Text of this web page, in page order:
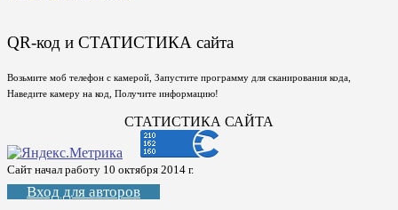
QR-код и СТАТИСТИКА сайта
Возьмите моб телефон с камерой, Запустите программу для сканирования кода,
Наведите камеру на код, Получите информацию!
СТАТИСТИКА САЙТА
Сайт начал работу 10 октября 2014 г.
Вход для авторов